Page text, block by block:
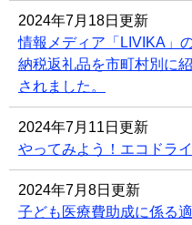
2024年7月18日更新
情報メディア「LIVIKA」
納税返礼品を市町村別に
されました。
2024年7月11日更新
やってみよう！エコドライ
2024年7月8日更新
子ども医療費助成に係る